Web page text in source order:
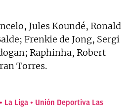
Jules Koundé, Ronald
Frenkie de Jong, Sergi
Raphinha, Robert
Torres.
La Liga
Unión Deportiva Las